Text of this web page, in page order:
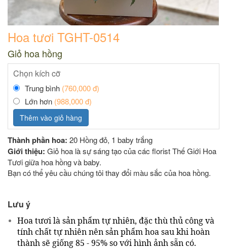
Hoa tươi TGHT-0514
Giỏ hoa hồng
Chọn kích cỡ
Trung bình (760,000 đ)
Lớn hơn (988,000 đ)
Thêm vào giỏ hàng
Thành phần hoa: 20 Hồng đỏ, 1 baby trắng
Giới thiệu: Giỏ hoa là sự sáng tạo của các florist Thế Giới Hoa
Tươi giữa hoa hồng và baby.
Bạn có thể yêu cầu chúng tôi thay đổi màu sắc của hoa hồng.
Lưu ý
Hoa tươi là sản phẩm tự nhiên, đặc thù thủ công và
tính chất tự nhiên nên sản phẩm hoa sau khi hoàn
thành sẽ giống 85 - 95% so với hình ảnh sẵn có.